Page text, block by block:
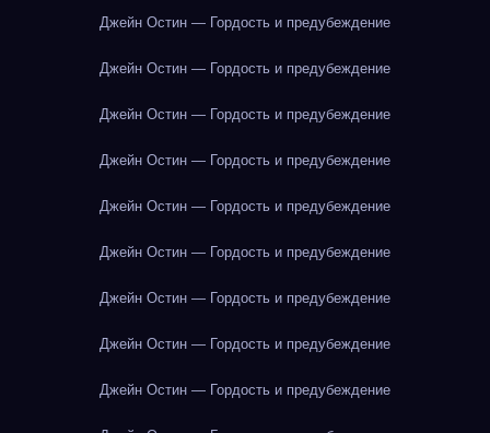
Джейн Остин — Гордость и предубеждение
Джейн Остин — Гордость и предубеждение
Джейн Остин — Гордость и предубеждение
Джейн Остин — Гордость и предубеждение
Джейн Остин — Гордость и предубеждение
Джейн Остин — Гордость и предубеждение
Джейн Остин — Гордость и предубеждение
Джейн Остин — Гордость и предубеждение
Джейн Остин — Гордость и предубеждение